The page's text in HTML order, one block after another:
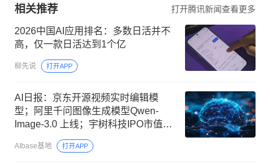
相关推荐 打开腾讯新闻查看更多
2026中国AI应用排名：多数日活并不
高，仅一款日活达到1个亿
柳先说 打开APP
AI日报：京东开源视频实时编辑模
型；阿里千问图像生成模型Qwen-
Image-3.0 上线；宇树科技IPO市值或
AIbase基地 打开APP